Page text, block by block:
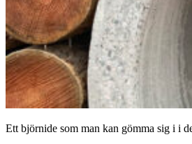
Ett björnide som man kan gömma sig i i